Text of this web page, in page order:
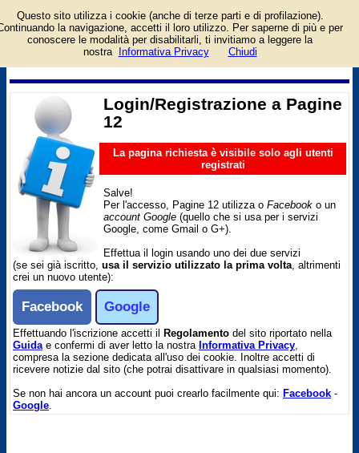
Pagina di login/registrazione
al sito Pagine 12. Per
l'accesso è richiesto un
account facebook o google.
Login/Registrazione a Pagine
12
La pagina richiesta è visibile solo agli utenti
registrati
Salve!
Per l'accesso, Pagine 12 utilizza o Facebook o un
account Google (quello che si usa per i servizi
Google, come Gmail o G+).
Effettua il login usando uno dei due servizi
(se sei già iscritto, usa il servizio utilizzato la prima volta, altrimenti
crei un nuovo utente):
Facebook Google
Effettuando l'iscrizione accetti il Regolamento del sito riportato nella
Guidae confermi di aver letto la nostra Informativa Privacy,
compresa la sezione dedicata all'uso dei cookie. Inoltre accetti di
ricevere notizie dal sito (che potrai disattivare in qualsiasi momento).
Se non hai ancora un account puoi crearlo facilmente qui: Facebook -
Google.
Questo sito utilizza i cookie (anche di terze parti e di profilazione).
la navigazione, accetti il loro utilizzo. Per saperne di più e per
conoscere le modalità per disabilitarli, ti invitiamo a leggere la
nostra
Informativa Privacy Chiudi